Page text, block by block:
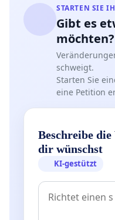
STARTEN SIE
Gibt es
möchten?
schweigt.
Starten Sie
eine Petition
Beschreibe
dir wünschst
KI-gestützt